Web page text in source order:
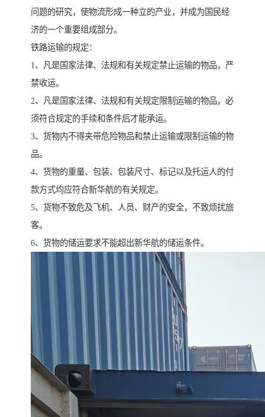
问题的研究，使物流形成一种立的产业，并成为国民经
济的一个重要组成部分。
铁路运输的规定：
1、凡是国家法律、法规和有关规定禁止运输的物品，严
禁收运。
2、凡是国家法律、法规和有关规定限制运输的物品，必
须符合规定的手续和条件后才能承运。
3、货物内不得夹带危险物品和禁止运输或限制运输的物
品。
4、货物的重量、包装、包装尺寸、标记以及托运人的付
款方式均应符合新华航的有关规定。
5、货物不致危及飞机、人员、财产的安全，不致烦扰旅
客。
6、货物的储运要求不能超出新华航的储运条件。